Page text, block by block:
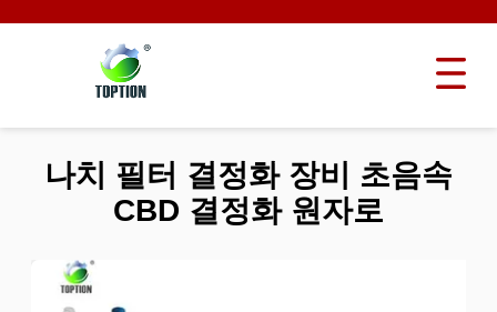
나치 필터 결정화 장비 초음속
CBD 결정화 원자로